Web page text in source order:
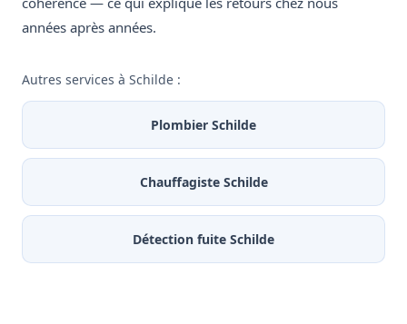
années après années.
Autres services à Schilde :
Plombier Schilde
Chauffagiste Schilde
Détection fuite Schilde